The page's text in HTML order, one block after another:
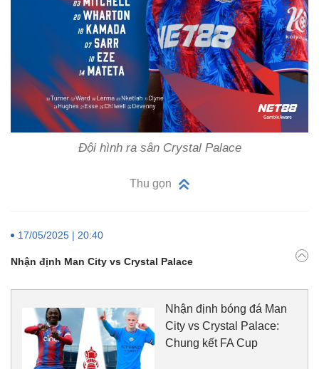
Đội hình ra sân Crystal Palace
Thu gọn
17/05/2025 | 20:40
Nhận định Man City vs Crystal Palace
Nhận định bóng đá Man
City vs Crystal Palace:
Chung kết FA Cup